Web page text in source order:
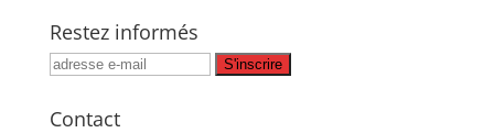
Restez informés
Contact